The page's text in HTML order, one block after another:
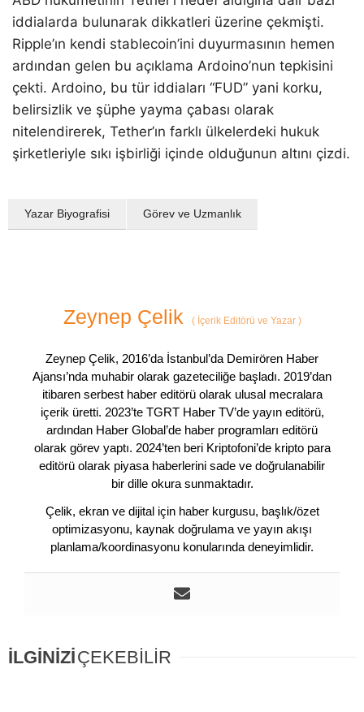
iddialarda bulunarak dikkatleri üzerine çekmişti.
Ripple’ın kendi stablecoin’ini duyurmasının hemen
ardından gelen bu açıklama Ardoino’nun tepkisini
çekti. Ardoino, bu tür iddiaları “FUD” yani korku,
belirsizlik ve şüphe yayma çabası olarak
nitelendirerek, Tether’ın farklı ülkelerdeki hukuk
şirketleriyle sıkı işbirliği içinde olduğunun altını çizdi.
Yazar Biyografisi Görev ve Uzmanlık
Zeynep Çelik (İçerik Editörü ve Yazar )
Zeynep Çelik, 2016’da İstanbul’da Demirören Haber
Ajansı’nda muhabir olarak gazeteciliğe başladı. 2019’dan
itibaren serbest haber editörü olarak ulusal mecralara
içerik üretti. 2023’te TGRT Haber TV’de yayın editörü,
ardından Haber Global’de haber programları editörü
olarak görev yaptı. 2024’ten beri Kriptofoni’de kripto para
editörü olarak piyasa haberlerini sade ve doğrulanabilir
bir dille okura sunmaktadır.
Çelik, ekran ve dijital için haber kurgusu, başlık/özet
optimizasyonu, kaynak doğrulama ve yayın akışı
planlama/koordinasyonu konularında deneyimlidir.
İLGİNİZİÇEKEBİLİR